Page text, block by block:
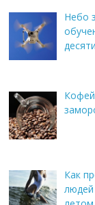
Небо
Как